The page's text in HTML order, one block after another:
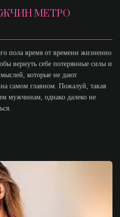
МЕТРО
пола время от времени жизненно
вернуть себе потерянные силы и
которые не дают
на самом главном. Пожалуй, такая
мужчинам, однако далеко не